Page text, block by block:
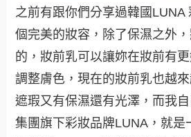
之前有跟你們分享過韓國LUNA
個完美的妝容，除了保濕之外
的，妝前乳可以讓妳在妝前有
調整膚色，現在的妝前乳也越
遮瑕又有保濕還有光澤，而我
集團旗下彩妝品牌LUNA，就是